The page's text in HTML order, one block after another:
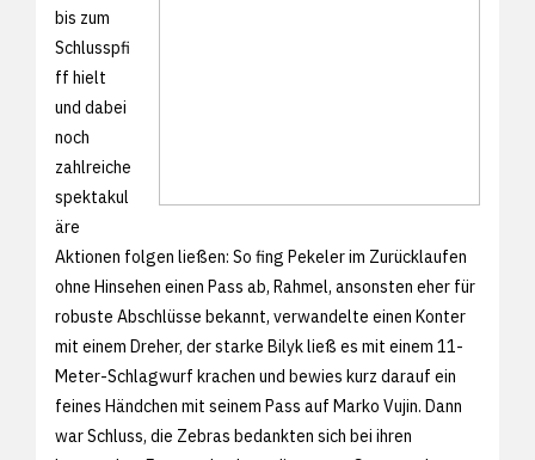
bis zum
Schlusspfi
ff hielt
und dabei
noch
zahlreiche
spektakul
äre
Aktionen folgen ließen: So fing Pekeler im Zurücklaufen
ohne Hinsehen einen Pass ab, Rahmel, ansonsten eher für
robuste Abschlüsse bekannt, verwandelte einen Konter
mit einem Dreher, der starke Bilyk ließ es mit einem 11-
Meter-Schlagwurf krachen und bewies kurz darauf ein
feines Händchen mit seinem Pass auf Marko Vujin. Dann
war Schluss, die Zebras bedankten sich bei ihren